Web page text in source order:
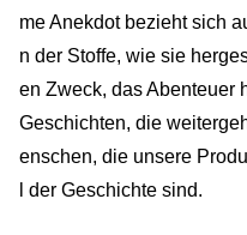
me Anekdot bezieht sich
n der Stoffe, wie sie
en Zweck, das Abenteuer
Geschichten, die
enschen, die unsere
l der Geschichte sind.